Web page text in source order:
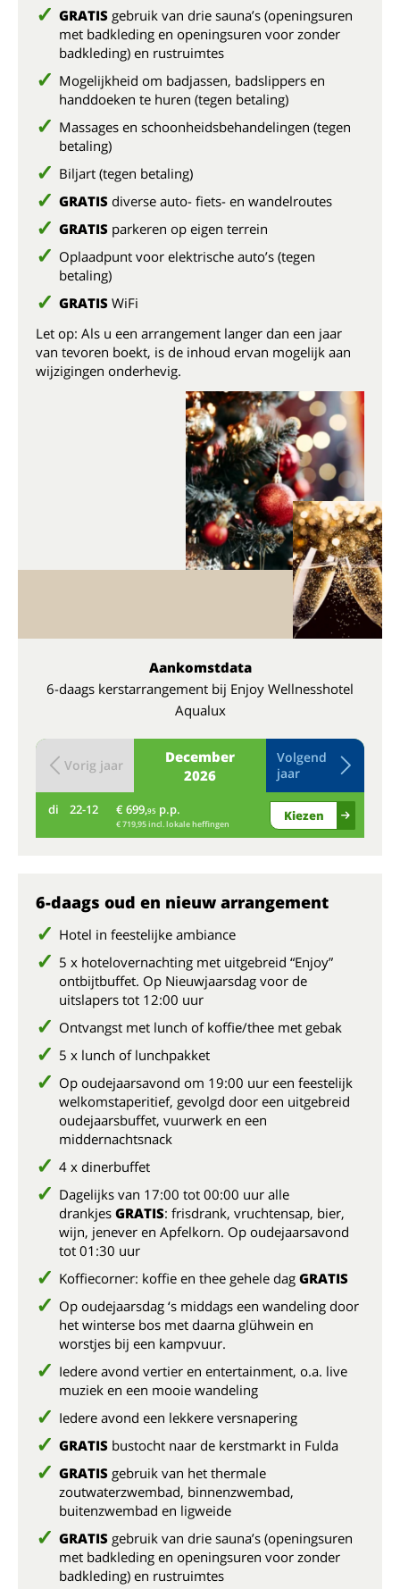
GRATIS gebruik van drie sauna’s (openingsuren
met badkleding en openingsuren voor zonder
badkleding) en rustruimtes
Mogelijkheid om badjassen, badslippers en
handdoeken te huren (tegen betaling)
Massages en schoonheidsbehandelingen (tegen
betaling)
Biljart (tegen betaling)
GRATIS diverse auto- fiets- en wandelroutes
GRATIS parkeren op eigen terrein
Oplaadpunt voor elektrische auto’s (tegen
betaling)
GRATIS WiFi
Let op: Als u een arrangement langer dan een jaar
van tevoren boekt, is de inhoud ervan mogelijk aan
wijzigingen onderhevig.
Aankomstdata
6-daags kerstarrangement bij Enjoy Wellnesshotel
Aqualux
December
2026
Vorig jaar
Volgend
jaar
di 22-12 € 699,95 p.p.
€ 719,95 incl. lokale heffingen
Kiezen
6-daags oud en nieuw arrangement
Hotel in feestelijke ambiance
5 x hotelovernachting met uitgebreid “Enjoy”
ontbijtbuffet. Op Nieuwjaarsdag voor de
uitslapers tot 12:00 uur
Ontvangst met lunch of koffie/thee met gebak
5 x lunch of lunchpakket
Op oudejaarsavond om 19:00 uur een feestelijk
welkomstaperitief, gevolgd door een uitgebreid
oudejaarsbuffet, vuurwerk en een
middernachtsnack
4 x dinerbuffet
Dagelijks van 17:00 tot 00:00 uur alle
drankjes GRATIS: frisdrank, vruchtensap, bier,
wijn, jenever en Apfelkorn. Op oudejaarsavond
tot 01:30 uur
Koffiecorner: koffie en thee gehele dag GRATIS
Op oudejaarsdag ‘s middags een wandeling door
het winterse bos met daarna glühwein en
worstjes bij een kampvuur.
Iedere avond vertier en entertainment, o.a. live
muziek en een mooie wandeling
Iedere avond een lekkere versnapering
GRATIS bustocht naar de kerstmarkt in Fulda
GRATIS gebruik van het thermale
zoutwaterzwembad, binnenzwembad,
buitenzwembad en ligweide
GRATIS gebruik van drie sauna’s (openingsuren
met badkleding en openingsuren voor zonder
badkleding) en rustruimtes